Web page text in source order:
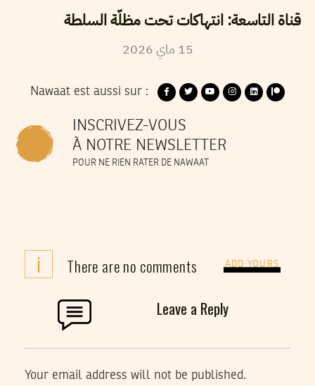
قناة التاسعة: انتهاكات تحت مظلّة السلطة
15 ماي2026
Nawaat est aussi sur :
INSCRIVEZ-VOUS
À NOTRE NEWSLETTER
POUR NE RIEN RATER DE NAWAAT
i There are no comments ADD YOURS
Leave a Reply
Your email address will not be published.